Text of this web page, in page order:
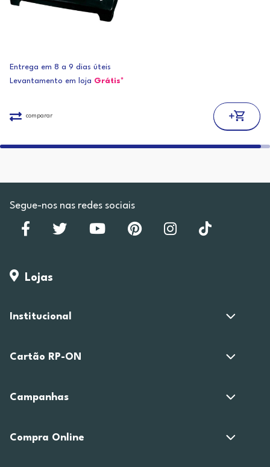
Entrega em 8 a 9 dias úteis
Levantamento em loja Grátis*
comparar
Segue-nos nas redes sociais
Lojas
Institucional
Cartão RP-ON
Campanhas
Compra Online